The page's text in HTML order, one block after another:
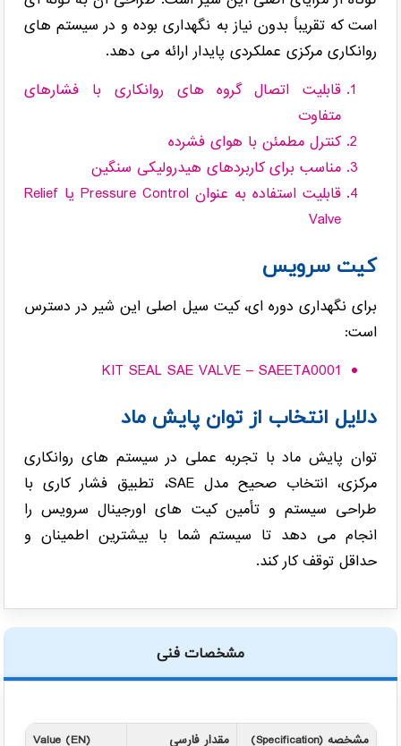
است که تقریباً بدون نیاز به نگهداری بوده و در سیستم های
روانکاری مرکزی عملکردی پایدار ارائه می دهد.
قابلیت اتصال گروه های روانکاری با فشارهای
متفاوت
کنترل مطمئن با هوای فشرده
مناسب برای کاربردهای هیدرولیکی سنگین
قابلیت استفاده به عنوان Pressure Control یا Relief
Valve
کیت سرویس
برای نگهداری دوره ای، کیت سیل اصلی این شیر در دسترس
است:
KIT SEAL SAE VALVE – SAEETA0001
دلایل انتخاب از توان پایش ماد
توان پایش ماد با تجربه عملی در سیستم های روانکاری
مرکزی، انتخاب صحیح مدل SAE، تطبیق فشار کاری با
طراحی سیستم و تأمین کیت های اورجینال سرویس را
انجام می دهد تا سیستم شما با بیشترین اطمینان و
حداقل توقف کار کند.
مشخصات فنی
مشخصه (Specification) مقدار فارسی Value (EN)